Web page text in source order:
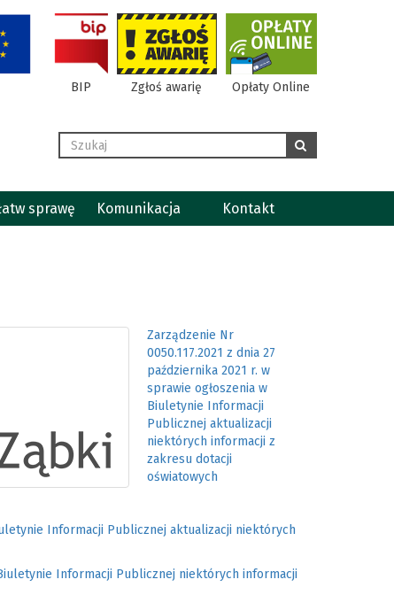
BIP Zgłoś awarię Opłaty Online
Wyszukaj szukaj
sprawę Komunikacja Kontakt
Zarządzenie Nr
0050.117.2021 z dnia 27
października 2021 r. w
sprawie ogłoszenia w
Biuletynie Informacji
Publicznej aktualizacji
niektórych informacji z
zakresu dotacji
oświatowych
Informacji Publicznej aktualizacji niektórych
Informacji Publicznej niektórych informacji